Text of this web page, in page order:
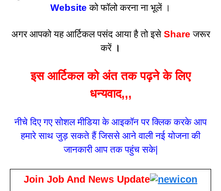
Websiteको फॉलो करना ना भूलें ।
अगर आपको यह आर्टिकल पसंद आया है तो इसेShare जरूर
करें ।
इस आर्टिकल को अंत तक पढ़ने के लिए
धन्यवाद,,,
नीचे दिए गए सोशल मीडिया के आइकॉन पर क्लिक करके आप
हमारे साथ जुड़ सकते हैं जिससे आने वाली नई योजना की
जानकारी आप तक पहुंच सके|
Join Job And News Update